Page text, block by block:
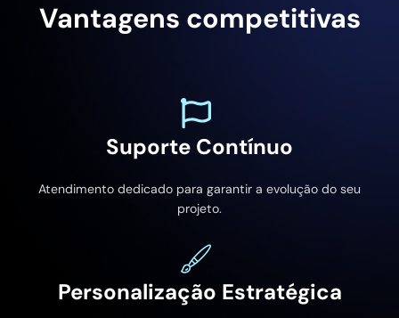
Vantagens competitivas
Suporte Contínuo
Atendimento dedicado para garantir a evolução do seu
projeto.
Personalização Estratégica